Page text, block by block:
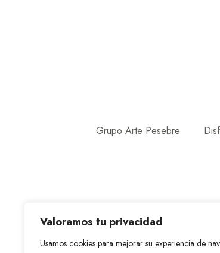
Valoramos tu privacidad
Usamos cookies para mejorar su experiencia de
Grupo Arte Pesebre